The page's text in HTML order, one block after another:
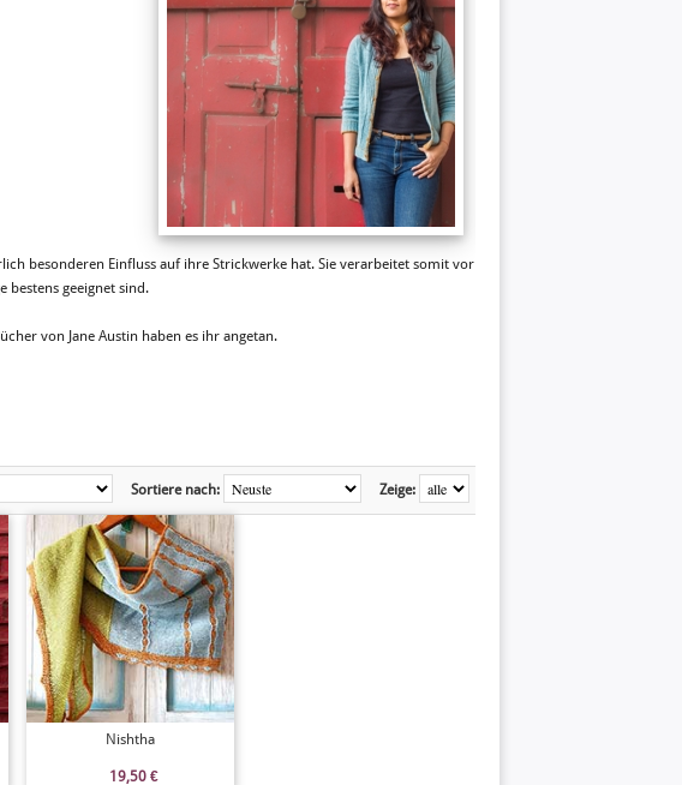
besonderen Einfluss auf ihre Strickwerke hat. Sie verarbeitet somit vor
bestens geeignet sind.
von Jane Austin haben es ihr angetan.
Zeige:
Sortiere nach:
Nishtha
19,50 €